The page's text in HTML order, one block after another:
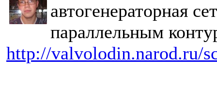
автогенераторная
параллельным
http://valvolodin.narod.ru/